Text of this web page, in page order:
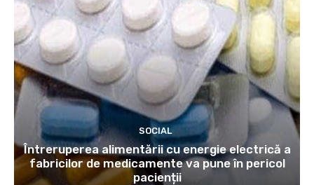
SOCIAL
Întreruperea alimentării cu energie electrică a
fabricilor de medicamente va pune în pericol
pacienții